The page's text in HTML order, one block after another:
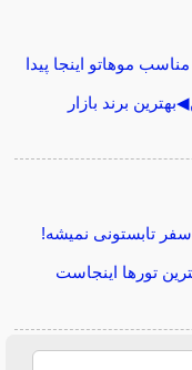
موهاتو اینجا پیدا
برند بازار
تابستونی نمیشه!
تورها اینجاست